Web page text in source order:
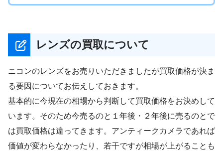
レンズの買取について
ニコンのレンズをお売りいただきましたが買取価格が決ま
る要因についてお伝えしておきます。
基本的に今現在の相場から判断して買取価格をお決めして
います。そのため今売るのと１年後・２年後に売るのとで
は買取価格は違ってきます。アンティークカメラであれば
価値が変わらなかったり、若干ですが相場が上がることも